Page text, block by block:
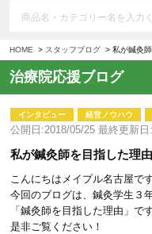
HOME スタッフブログ 私が鍼灸
治療院応援ブログ
インタビュー 経営ノウハウ
公開日:2018/05/25 最終更新
私が鍼灸師を目指した理
こんにちはメイプル名古屋で
今回のブログは、鍼灸学生３
「鍼灸師を目指した理由」で
是非ご覧ください！